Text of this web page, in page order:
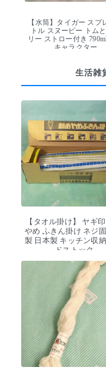
【水筒】タイガー スプ
トル スヌーピー トム
リー ストロー付き 790ml
キャラクター
生活雑
【タオル掛け】 ヤギ
やめ ふきん掛け ネジ
製 日本製 キッチン収納
ドストック